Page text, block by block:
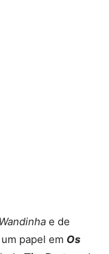
Wandinha e de
papel em Os